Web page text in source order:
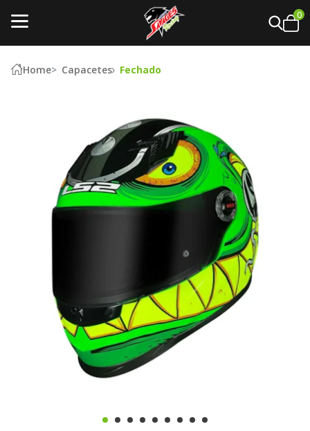
0
Home Capacetes Fechado